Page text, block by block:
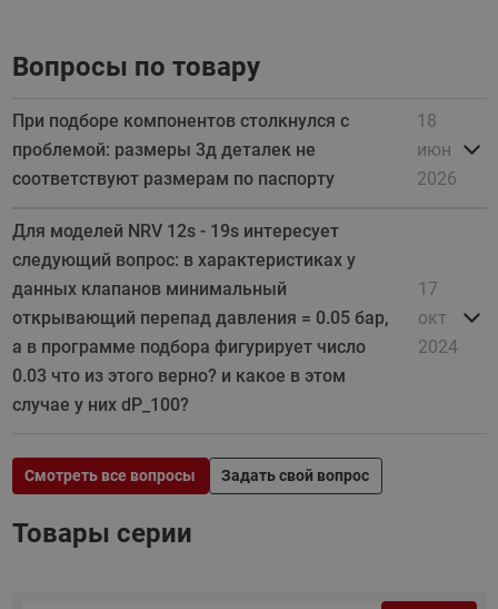
Вопросы по товару
При подборе компонентов столкнулся с
проблемой: размеры 3д деталек не
соответствуют размерам по паспорту
18
июн
2026
Для моделей NRV 12s - 19s интересует
следующий вопрос: в характеристиках у
данных клапанов минимальный
открывающий перепад давления = 0.05 бар,
а в программе подбора фигурирует число
0.03 что из этого верно? и какое в этом
случае у них dP_100?
17
окт
2024
Смотреть все вопросы Задать свой вопрос
Товары серии